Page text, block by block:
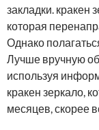
закладки. кракен
которая
Однако
Лучше вручную
используя
кракен зеркало,
месяцев, скорее